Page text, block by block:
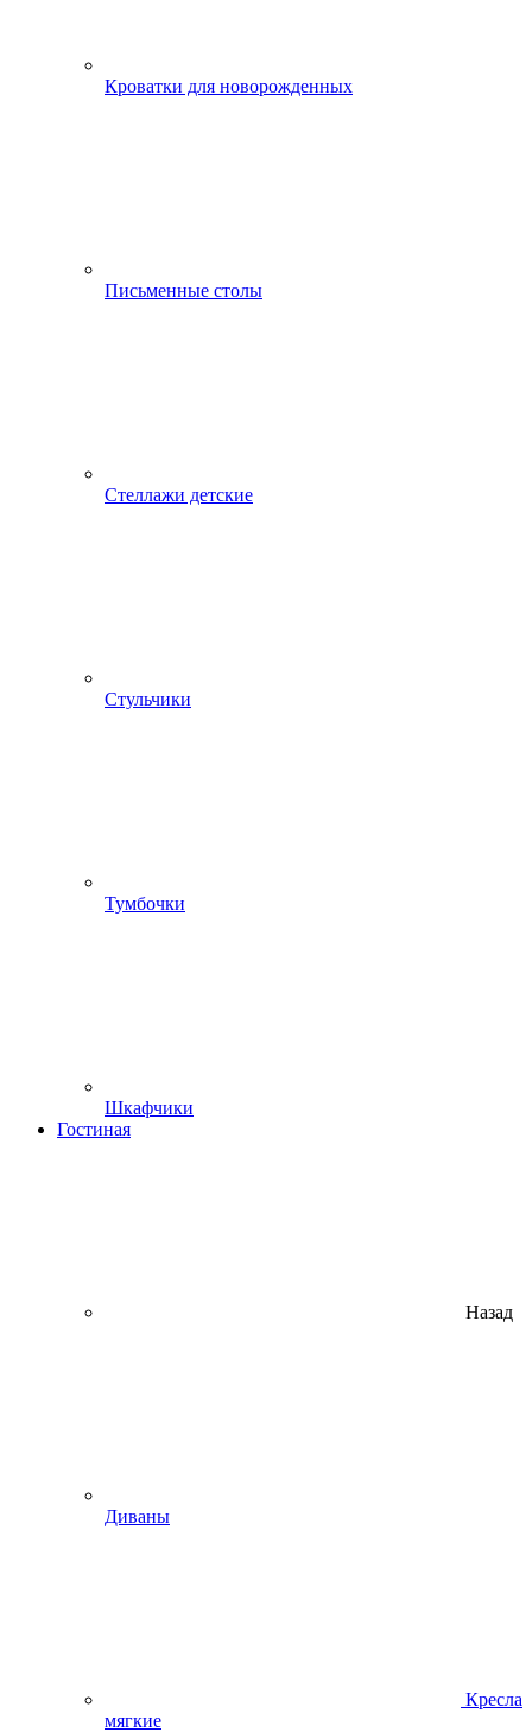
Кроватки для новорожденных
Письменные столы
Стеллажи детские
Стульчики
Тумбочки
Шкафчики
Гостиная
Назад
Диваны
Кресла
мягкие